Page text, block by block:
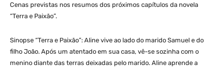
Cenas previstas nos resumos dos próximos capítulos da novela
“Terra e Paixão”.
Sinopse “Terra e Paixão”: Aline vive ao lado do marido Samuel e do
filho João. Após um atentado em sua casa, vê-se sozinha com o
menino diante das terras deixadas pelo marido. Aline aprende a